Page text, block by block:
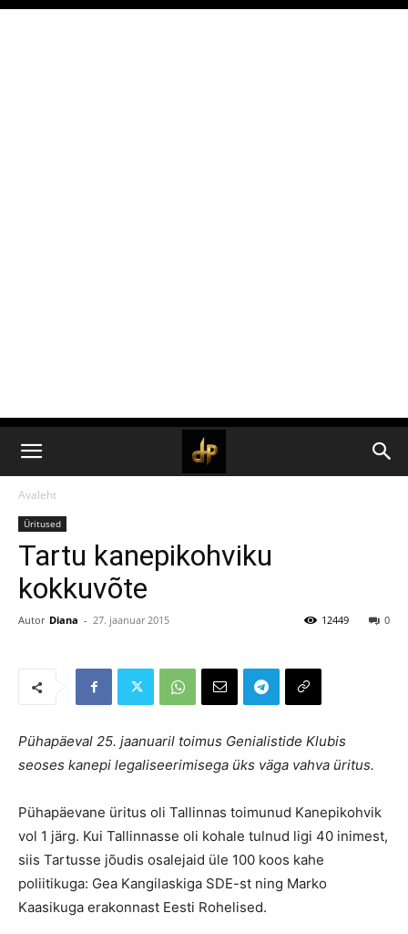
Avaleht
Üritused
Tartu kanepikohviku
kokkuvõte
Autor Diana - 27. jaanuar 2015 0
12449
Pühapäeval 25. jaanuaril toimus Genialistide Klubis
seoses kanepi legaliseerimisega üks väga vahva üritus.
Pühapäevane üritus oli Tallinnas toimunud Kanepikohvik
vol 1 järg. Kui Tallinnasse oli kohale tulnud ligi 40 inimest,
siis Tartusse jõudis osalejaid üle 100 koos kahe
poliitikuga: Gea Kangilaskiga SDE-st ning Marko
Kaasikuga erakonnast Eesti Rohelised.